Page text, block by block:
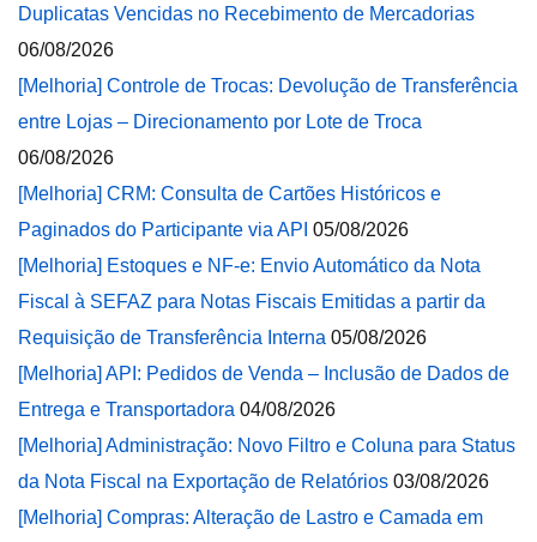
Duplicatas Vencidas no Recebimento de Mercadorias
06/08/2026
[Melhoria] Controle de Trocas: Devolução de Transferência
entre Lojas – Direcionamento por Lote de Troca
06/08/2026
[Melhoria] CRM: Consulta de Cartões Históricos e
Paginados do Participante via API 05/08/2026
[Melhoria] Estoques e NF-e: Envio Automático da Nota
Fiscal à SEFAZ para Notas Fiscais Emitidas a partir da
Requisição de Transferência Interna 05/08/2026
[Melhoria] API: Pedidos de Venda – Inclusão de Dados de
Entrega e Transportadora 04/08/2026
[Melhoria] Administração: Novo Filtro e Coluna para Status
da Nota Fiscal na Exportação de Relatórios 03/08/2026
[Melhoria] Compras: Alteração de Lastro e Camada em